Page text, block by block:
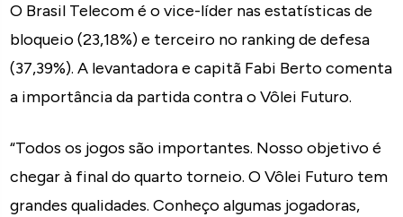
O Brasil Telecom é o vice-líder nas estatísticas de
bloqueio (23,18%) e terceiro no ranking de defesa
(37,39%). A levantadora e capitã Fabi Berto comenta
a importância da partida contra o Vôlei Futuro.
“Todos os jogos são importantes. Nosso objetivo é
chegar à final do quarto torneio. O Vôlei Futuro tem
grandes qualidades. Conheço algumas jogadoras,